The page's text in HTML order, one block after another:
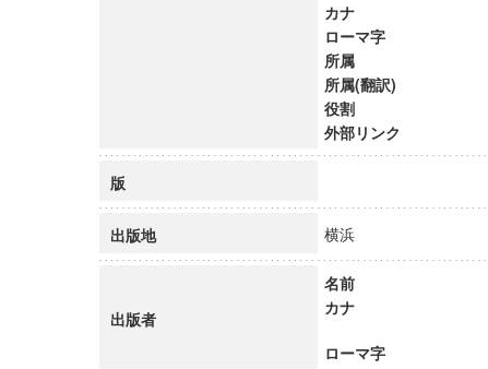
バルCOEプログラム論理と感性の先端的教育研究拠点
カナ
ローマ字
所属
所属(翻訳)
役割
外部リンク
版
出版地 横浜
出版者
名前
カナ
ローマ字